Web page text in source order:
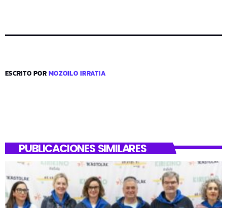
ESCRITO PORMOZOILO IRRATIA
PUBLICACIONES SIMILARES